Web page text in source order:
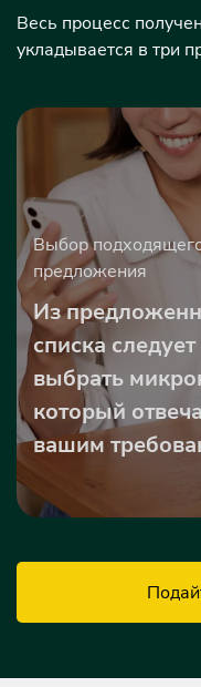
Весь процесс
укладывается в три
Выбор
предложения
Из
списка следует
выбрать
который
вашим